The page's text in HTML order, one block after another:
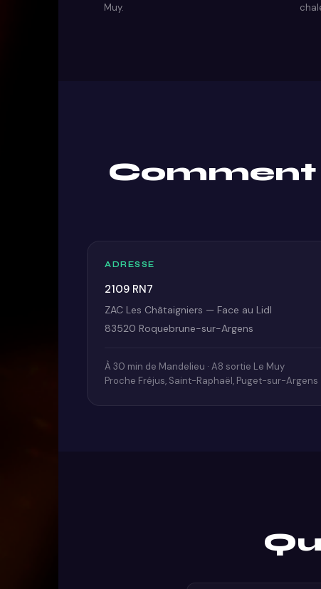
Muy.
Comment
ADRESSE
2109 RN7
ZAC Les Châtaigniers — Face au Lidl
83520 Roquebrune-sur-Argens
À 30 min de Mandelieu · A8 sortie Le Muy
Proche Fréjus, Saint-Raphaël, Puget-sur-Argens